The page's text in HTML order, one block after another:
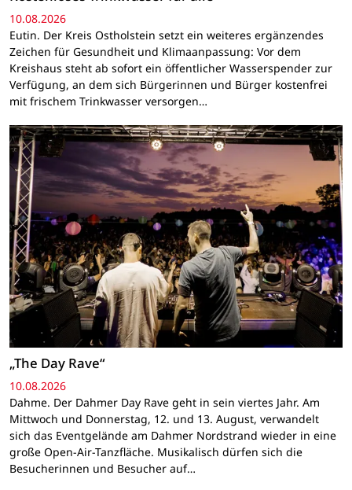
10.08.2026
Eutin. Der Kreis Ostholstein setzt ein weiteres ergänzendes
Zeichen für Gesundheit und Klimaanpassung: Vor dem
Kreishaus steht ab sofort ein öffentlicher Wasserspender zur
Verfügung, an dem sich Bürgerinnen und Bürger kostenfrei
mit frischem Trinkwasser versorgen…
„The Day Rave“
10.08.2026
Dahme. Der Dahmer Day Rave geht in sein viertes Jahr. Am
Mittwoch und Donnerstag, 12. und 13. August, verwandelt
sich das Eventgelände am Dahmer Nordstrand wieder in eine
große Open-Air-Tanzfläche. Musikalisch dürfen sich die
Besucherinnen und Besucher auf…